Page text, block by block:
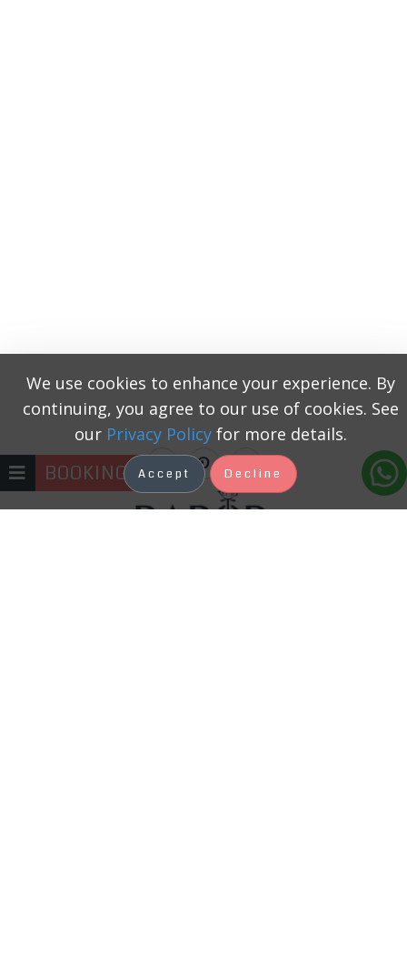
We use cookies to enhance your experience. By
continuing, you agree to our use of cookies. See
our Privacy Policyfor more details.
Accept Decline
BOOKING